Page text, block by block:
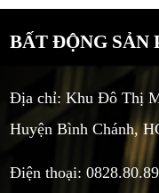
BẤT ĐỘNG SẢN
Địa chỉ: Khu Đô Thị
Huyện Bình Chánh,
Điện thoại: